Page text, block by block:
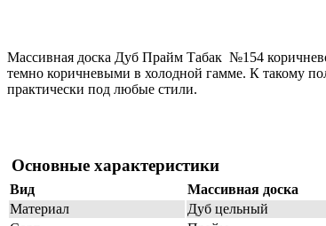
Массивная доска Дуб Прайм Табак №154
темно коричневыми в холодной гамме. К такому
практически под любые стили.
Основные характеристики
Вид
Массивная доска
Материал
Дуб цельный